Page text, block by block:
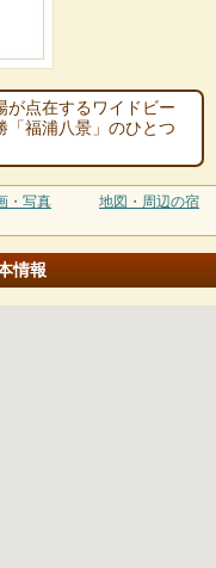
が点在するワイドビー
「福浦八景」のひとつ
・写真 地図・周辺の宿
情報